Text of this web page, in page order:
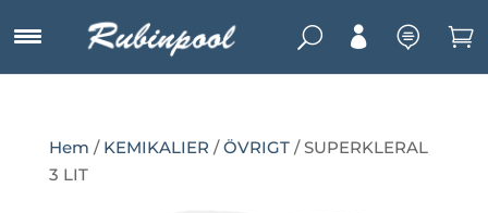
U   
Hem / KEMIKALIER /ÖVRIGT/ SUPERKLERAL
3 LIT